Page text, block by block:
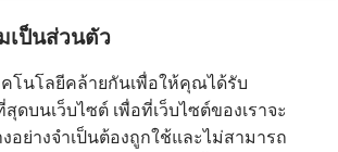
เป็นส่วนตัว
คโนโลยีคล้ายกันเพื่อให้คุณได้รับ
บนเว็บไซต์ เพื่อที่เว็บไซต์ของเราจะ
อย่างจำเป็นต้องถูกใช้และไม่สามารถ
า​ของ​คุณ คุณ​ต้อง​ไป​พบ​แพทย์​ถ้า​รู้สึก​ว่า​ตัว​เอง​ป่วย